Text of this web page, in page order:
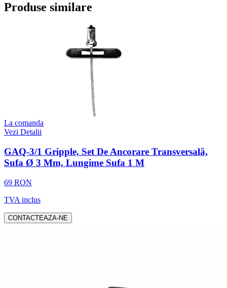
Produse similare
La comanda
Vezi Detalii
GAQ-3/1 Gripple, Set De Ancorare Transversală,
Sufa Ø 3 Mm, Lungime Sufa 1 M
69 RON
TVA inclus
CONTACTEAZA-NE